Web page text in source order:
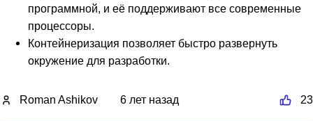
программной, и её поддерживают все современные
процессоры.
Контейнеризация позволяет быстро развернуть
окружение для разработки.
Roman Ashikov 6 лет назад 23